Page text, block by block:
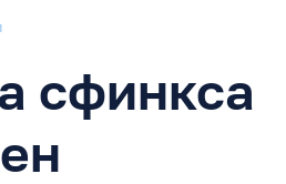
сфинкса